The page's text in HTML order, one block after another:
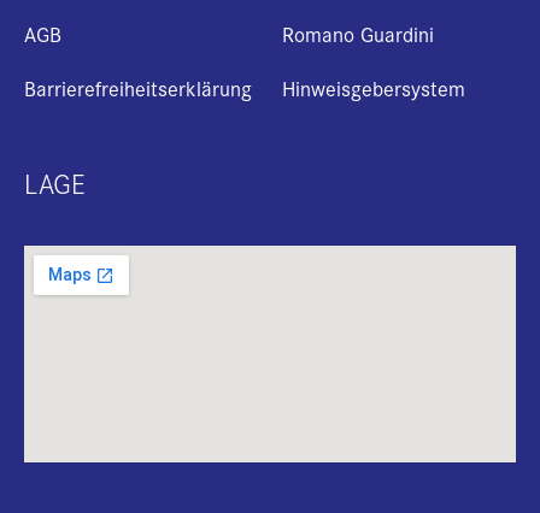
AGB
Barrierefreiheitserklärung
Romano Guardini
Hinweisgebersystem
LAGE